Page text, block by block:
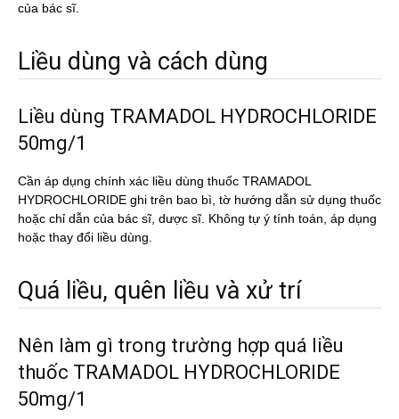
của bác sĩ.
Liều dùng và cách dùng
Liều dùng TRAMADOL HYDROCHLORIDE
50mg/1
Cần áp dụng chính xác liều dùng thuốc TRAMADOL
HYDROCHLORIDE ghi trên bao bì, tờ hướng dẫn sử dụng thuốc
hoặc chỉ dẫn của bác sĩ, dược sĩ. Không tự ý tính toán, áp dụng
hoặc thay đổi liều dùng.
Quá liều, quên liều và xử trí
Nên làm gì trong trường hợp quá liều
thuốc TRAMADOL HYDROCHLORIDE
50mg/1